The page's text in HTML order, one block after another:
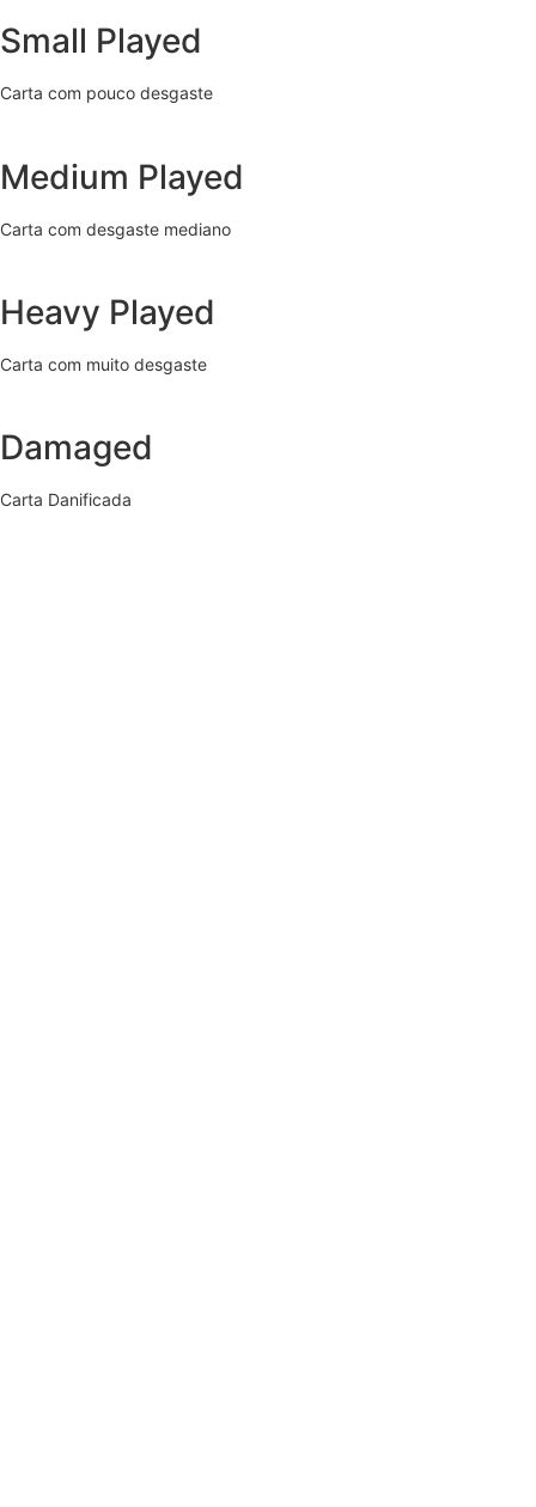
Small Played
Carta com pouco desgaste
Medium Played
Carta com desgaste mediano
Heavy Played
Carta com muito desgaste
Damaged
Carta Danificada